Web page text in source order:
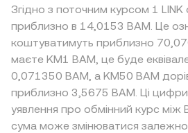
Згідно з поточним курсом 1 LINK
приблизно в 14,0153 BAM. Це
коштуватимуть приблизно
маєте KM1 BAM, це буде
0,071350 BAM, а KM50 BAM
приблизно 3,5675 BAM. Ці
уявлення про обмінний курс між
сума може змінюватися залежно